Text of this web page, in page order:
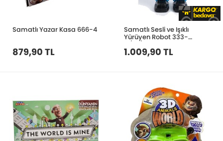
Samatlı Yazar Kasa 666-4
879,90 TL
Samatlı Sesli ve Işıklı
Yürüyen Robot 333-
11/12/13
1.009,90 TL